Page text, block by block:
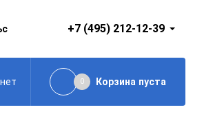
соглашение+7 (495) 212-12-39
0 Корзина пуста